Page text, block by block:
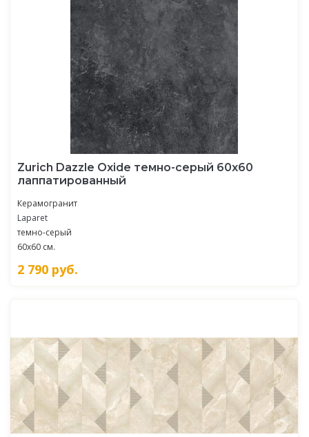
Zurich Dazzle Oxide темно-серый 60x60
лаппатированный
Керамогранит
Laparet
темно-серый
60x60 см.
2 790 руб.